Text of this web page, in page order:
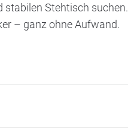
stabilen Stehtisch suchen.
– ganz ohne Aufwand.